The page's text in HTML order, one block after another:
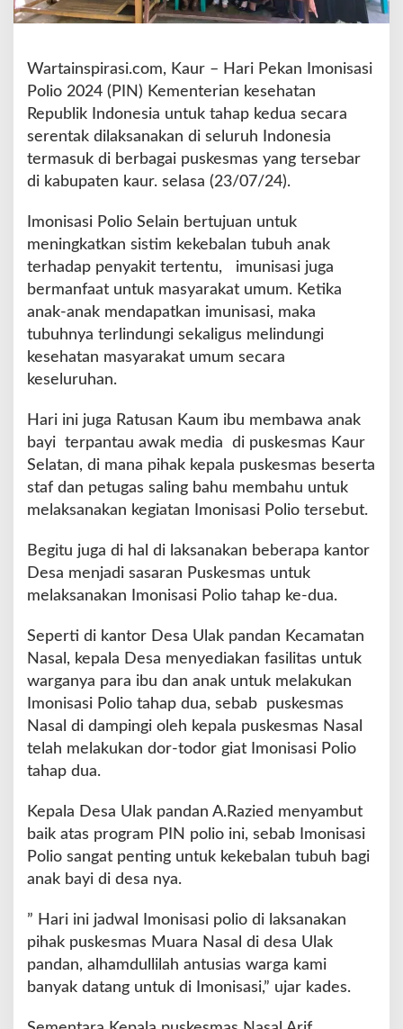
o
2
4
e
m
e
n
s
-
I
a
h
a
d
u
a
S
l
e
n
a
r
a
n
S
e
t
a
n
d
o
Wartainspirasi.com, Kaur – Hari Pekan Imonisasi
Polio 2024 (PIN) Kementerian kesehatan
Republik Indonesia untuk tahap kedua secara
serentak dilaksanakan di seluruh Indonesia
termasuk di berbagai puskesmas yang tersebar
di kabupaten kaur. selasa (23/07/24).
Imonisasi Polio Selain bertujuan untuk
meningkatkan sistim kekebalan tubuh anak
terhadap penyakit tertentu, imunisasi juga
bermanfaat untuk masyarakat umum. Ketika
anak-anak mendapatkan imunisasi, maka
tubuhnya terlindungi sekaligus melindungi
kesehatan masyarakat umum secara
keseluruhan.
Hari ini juga Ratusan Kaum ibu membawa anak
bayi terpantau awak media di puskesmas Kaur
Selatan, di mana pihak kepala puskesmas beserta
staf dan petugas saling bahu membahu untuk
melaksanakan kegiatan Imonisasi Polio tersebut.
Begitu juga di hal di laksanakan beberapa kantor
Desa menjadi sasaran Puskesmas untuk
melaksanakan Imonisasi Polio tahap ke-dua.
Seperti di kantor Desa Ulak pandan Kecamatan
Nasal, kepala Desa menyediakan fasilitas untuk
warganya para ibu dan anak untuk melakukan
Imonisasi Polio tahap dua, sebab puskesmas
Nasal di dampingi oleh kepala puskesmas Nasal
telah melakukan dor-todor giat Imonisasi Polio
tahap dua.
Kepala Desa Ulak pandan A.Razied menyambut
baik atas program PIN polio ini, sebab Imonisasi
Polio sangat penting untuk kekebalan tubuh bagi
anak bayi di desa nya.
” Hari ini jadwal Imonisasi polio di laksanakan
pihak puskesmas Muara Nasal di desa Ulak
pandan, alhamdullilah antusias warga kami
banyak datang untuk di Imonisasi,” ujar kades.